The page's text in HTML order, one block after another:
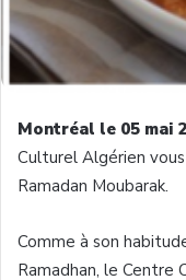
Montréal le 05 mai
Culturel Algérien
Ramadan Moubarak.
Comme à son
Ramadhan, le Centre